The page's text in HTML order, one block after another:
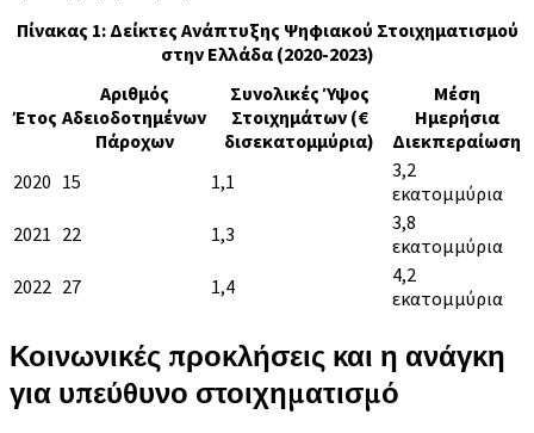
Πίνακας 1: Δείκτες Ανάπτυξης Ψηφιακού Στοιχηματισμού
στην Ελλάδα (2020-2023)
Έτος
Αριθμός
Αδειοδοτημένων
Πάροχων
Συνολικές Ύψος
Στοιχημάτων (€
δισεκατομμύρια)
Μέση
Ημερήσια
Διεκπεραίωση
2020 15 1,1
3,2
εκατομμύρια
2021 22 1,3
3,8
εκατομμύρια
2022 27 1,4
4,2
εκατομμύρια
Κοινωνικές προκλήσεις και η ανάγκη
για υπεύθυνο στοιχηματισμό